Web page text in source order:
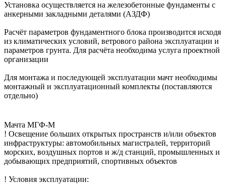
Установка осуществляется на железобетонные фундаменты с
анкерными закладными деталями (АЗДФ)
Расчёт параметров фундаментного блока производится исходя
из климатических условий, ветрового района эксплуатации и
параметров грунта. Для расчёта необходима услуга проектной
организации
Для монтажа и последующей эксплуатации мачт необходимы
монтажный и эксплуатационный комплекты (поставляются
отдельно)
Мачта МГФ-М
! Освещение больших открытых пространств и/или объектов
инфраструктуры: автомобильных магистралей, территорий
морских, воздушных портов и ж/д станций, промышленных и
добывающих предприятий, спортивных объектов
! Условия эксплуатации: